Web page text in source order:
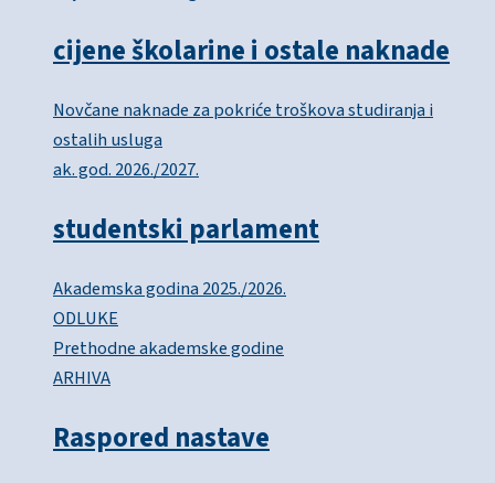
cijene školarine i ostale naknade
Novčane naknade za pokriće troškova studiranja i
ostalih usluga
ak. god. 2026./2027.
studentski parlament
Akademska godina 2025./2026.
ODLUKE
Prethodne akademske godine
ARHIVA
Raspored nastave